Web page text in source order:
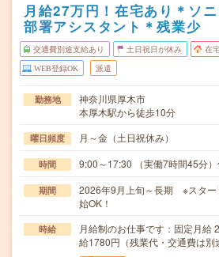
月給27万円！在宅あり＊ソ
部署アシスタント＊残業少
交通費別途支給あり 土日祝日が休み 在
WEB登録OK 派遣
勤務地
神奈川県厚木市
本厚木駅から徒歩10分
曜日頻度 月～金（土日祝休み）
時間 9:00～17:30 （実働7時間45分
期間
2026年9月上旬～長期 ※スタ
始OK！
時給
月給制のお仕事です：固定月
給1780円（残業代・交通費は別